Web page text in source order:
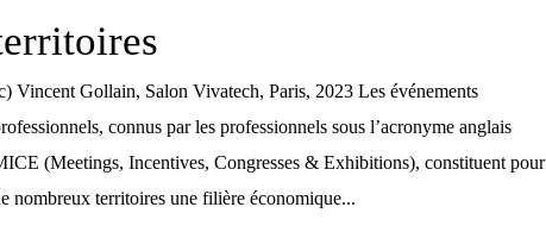
Vincent Gollain, Salon Vivatech, Paris, 2023 Les événements
connus par les professionnels sous l’acronyme anglais
(Meetings, Incentives, Congresses & Exhibitions), constituent pour
nombreux territoires une filière économique...